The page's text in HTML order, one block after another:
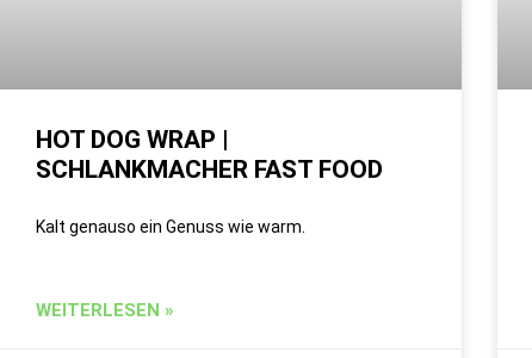
HOT DOG WRAP |
SCHLANKMACHER FAST FOOD
Kalt genauso ein Genuss wie warm.
WEITERLESEN »